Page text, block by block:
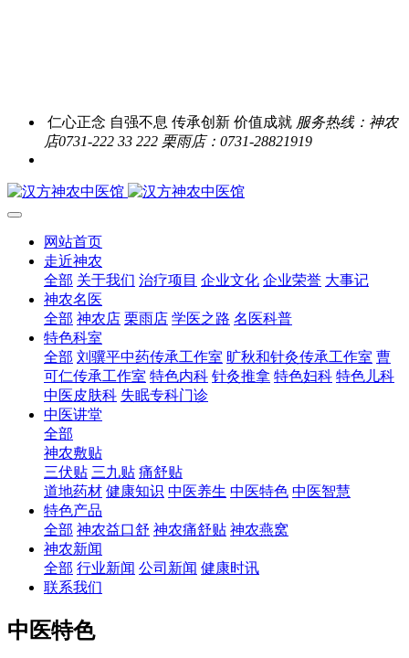
仁心正念 自强不息 传承创新 价值成就 服务热线：神农
店0731-222 33 222 栗雨店：0731-28821919
网站首页
走近神农
全部 关于我们 治疗项目 企业文化 企业荣誉 大事记
神农名医
全部 神农店 栗雨店 学医之路 名医科普
特色科室
全部 刘骥平中药传承工作室 旷秋和针灸传承工作室 曹
可仁传承工作室 特色内科 针灸推拿 特色妇科 特色儿科
中医皮肤科 失眠专科门诊
中医讲堂
全部
神农敷贴
三伏贴 三九贴 痛舒贴
道地药材 健康知识 中医养生 中医特色 中医智慧
特色产品
全部 神农益口舒 神农痛舒贴 神农燕窝
神农新闻
全部 行业新闻 公司新闻 健康时讯
联系我们
中医特色